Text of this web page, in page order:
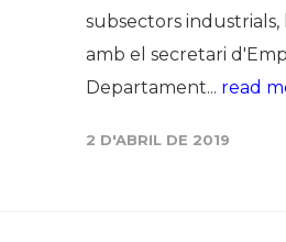
subsectors
amb el secretari
Departament... read
2 D'ABRIL DE 2019